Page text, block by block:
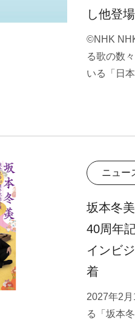
し他登
©NHK
る歌の数
いる「日
ニュー
坂本冬
40周年
インビ
着
2027年2
る「坂本